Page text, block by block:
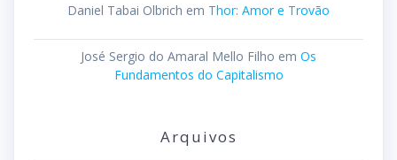
Daniel Tabai Olbrich em Thor: Amor e Trovão
José Sergio do Amaral Mello Filho em Os
Fundamentos do Capitalismo
Arquivos